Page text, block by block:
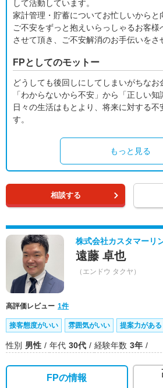
して活動しています。
家計管理・貯蓄についてお忙しいからと
ご不安をずっと抱えいらっしゃるお客
させて頂き、ご不安解消のお手伝いをさ
FPとしてのモットー
どうしても後回しにしてしまいがちなお
「わからないから不安」から「正しい知
日々の生活はもとより、将来に対する不
す。
もっと見る
相談する
株式会社カスタマーリ
遠藤 卓也
（エンドウ タクヤ）
高評価レビュー 1件
接客態度がいい 雰囲気がいい 提案力がある
性別 男性 年代 30代 経験年数 3年
FPの情報